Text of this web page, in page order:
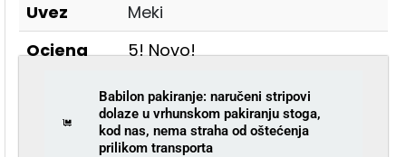
Uvez
Meki
Ocjena
5! Novo!
Babilon pakiranje: naručeni stripovi
dolaze u vrhunskom pakiranju stoga,
kod nas, nema straha od oštećenja
prilikom transporta